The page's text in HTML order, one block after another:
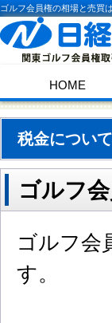
ゴルフ会員権の相場と売買
HOME
税金について
ゴルフ
ゴルフ会
す。